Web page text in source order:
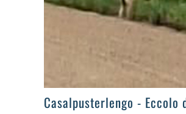
>
Casalpusterlengo - Eccolo